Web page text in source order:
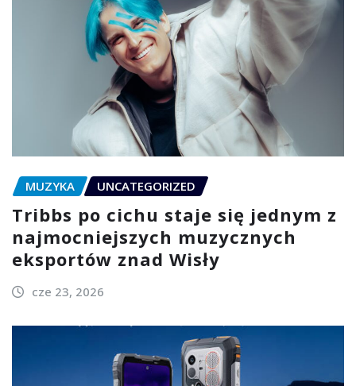
MUZYKA UNCATEGORIZED
Tribbs po cichu staje się jednym z
najmocniejszych muzycznych
eksportów znad Wisły
cze 23, 2026